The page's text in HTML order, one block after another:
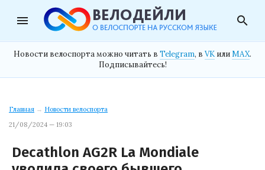
menu search
Новости велоспорта можно читать в Telegram, в VK илиMAX.
Подписывайтесь!
Главная → Новости велоспорта
21/08/2024 — 19:03
Decathlon AG2R La Mondiale